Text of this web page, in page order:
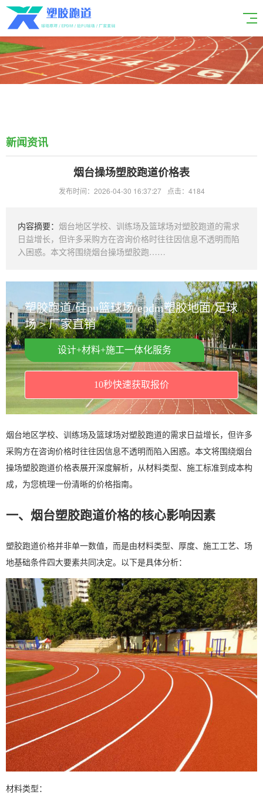
新闻资讯
烟台操场塑胶跑道价格表
发布时间：2026-04-30 16:37:27 点击：4184
内容摘要： 烟台地区学校、训练场及篮球场对塑胶跑道的需求
日益增长，但许多采购方在咨询价格时往往因信息不透明而陷
入困惑。本文将围绕烟台操场塑胶跑……
塑胶跑道/硅pu篮球场/epdm塑胶地面/足球
场 > 厂家直销
设计+材料+施工一体化服务
10秒快速获取报价
烟台地区学校、训练场及篮球场对塑胶跑道的需求日益增长，但许多
采购方在咨询价格时往往因信息不透明而陷入困惑。本文将围绕烟台
操场塑胶跑道价格表展开深度解析，从材料类型、施工标准到成本构
成，为您梳理一份清晰的价格指南。
一、烟台塑胶跑道价格的核心影响因素
塑胶跑道价格并非单一数值，而是由材料类型、厚度、施工工艺、场
地基础条件四大要素共同决定。以下是具体分析：
材料类型：